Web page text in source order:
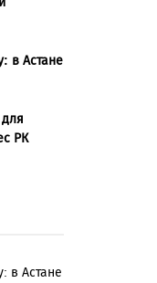
в Астане
РК
в Астане